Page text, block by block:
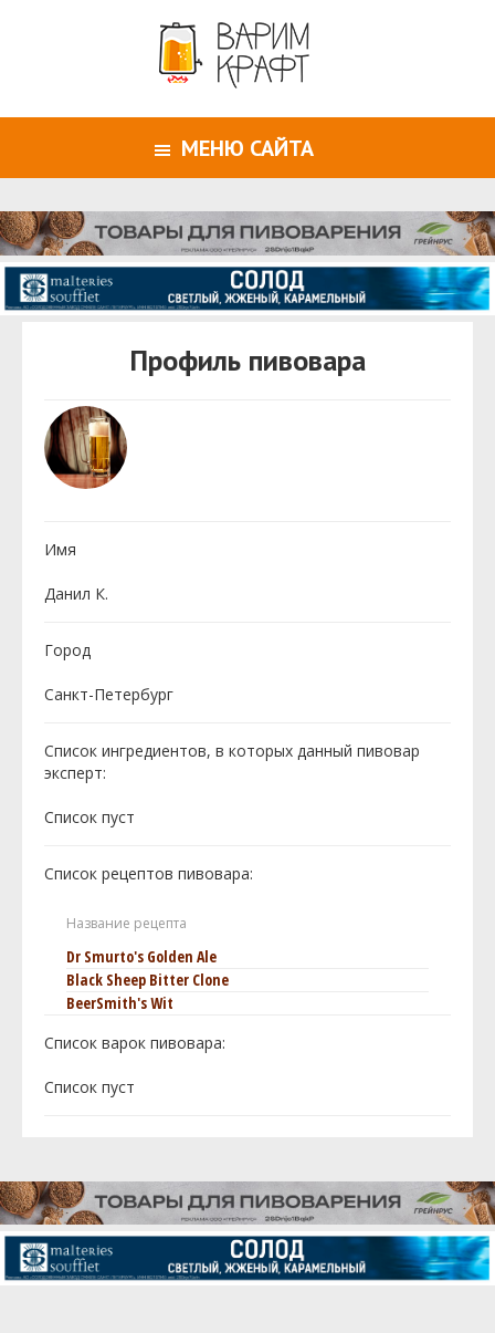
МЕНЮ САЙТА
Профиль пивовара
Имя
Данил К.
Город
Санкт-Петербург
Список ингредиентов, в которых данный пивовар
эксперт:
Cписок пуст
Список рецептов пивовара:
Название рецепта
Dr Smurto's Golden Ale
Black Sheep Bitter Clone
BeerSmith's Wit
Список варок пивовара:
Cписок пуст